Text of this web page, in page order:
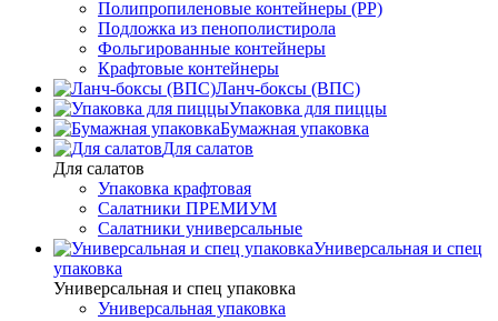
Полипропиленовые контейнеры (PP)
Подложка из пенополистирола
Фольгированные контейнеры
Крафтовые контейнеры
Ланч-боксы (ВПС)
Упаковка для пиццы
Бумажная упаковка
Для салатов
Для салатов
Упаковка крафтовая
Салатники ПРЕМИУМ
Салатники универсальные
Универсальная и спец
упаковка
Универсальная и спец упаковка
Универсальная упаковка